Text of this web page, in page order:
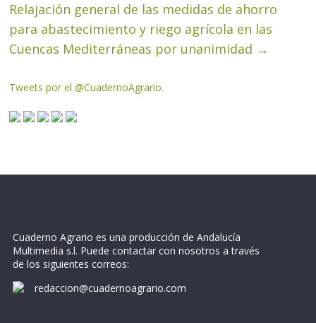
Relajación general de las medidas de ahorro
para abastecimiento y riego agrícola en las
Cuencas Mediterráneas por unanimidad →
Tweets por el @CuadernoAgrario.
Cuaderno Agrario es una producción de Andalucía
Multimedia s.l. Puede contactar con nosotros a través
de los siguientes correos:
redaccion@cuadernoagrario.com